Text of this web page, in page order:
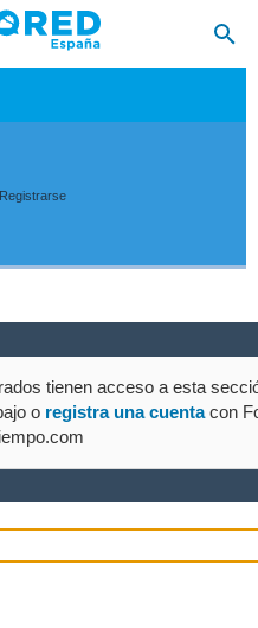
Registrarse
tienen acceso a esta
o registra una cuentacon